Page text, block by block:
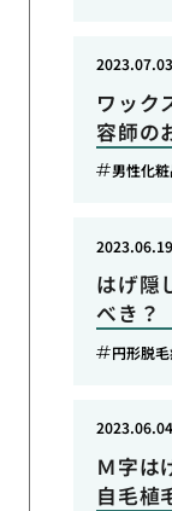
ワック
容師の
2023.07.03
男性化
はげ隠
べき？
2023.06.19
円形脱
Ｍ字は
自毛植
2023.06.04